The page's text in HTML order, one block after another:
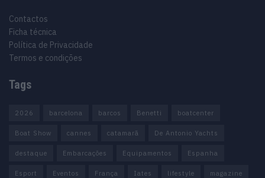
Contactos
Ficha técnica
Política de Privacidade
Termos e condições
Tags
2026 barcelona barcos Benetti boatcenter
Boat Show cannes catamarã De Antonio Yachts
destaque Embarcações Equipamentos Espanha
Esport Eventos França Iates lifestyle magazine